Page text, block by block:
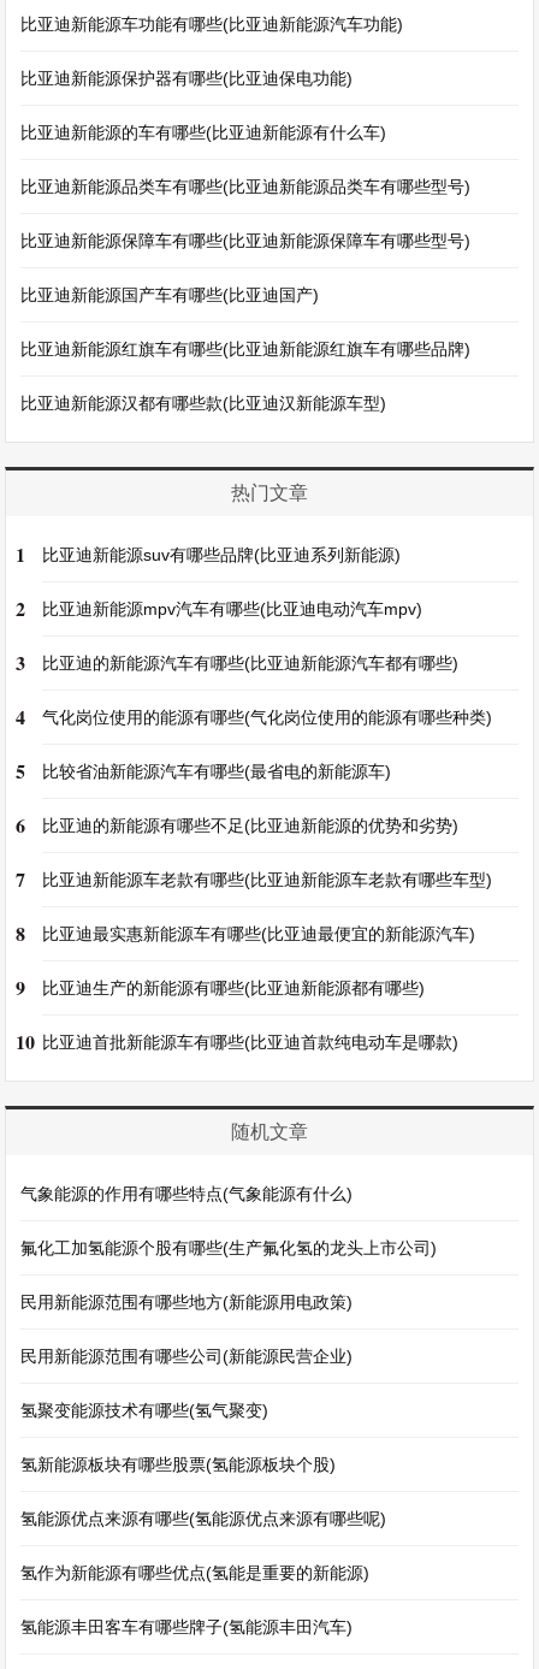
比亚迪新能源车功能有哪些(比亚迪新能源汽车功能)
比亚迪新能源保护器有哪些(比亚迪保电功能)
比亚迪新能源的车有哪些(比亚迪新能源有什么车)
比亚迪新能源品类车有哪些(比亚迪新能源品类车有哪些型号)
比亚迪新能源保障车有哪些(比亚迪新能源保障车有哪些型号)
比亚迪新能源国产车有哪些(比亚迪国产)
比亚迪新能源红旗车有哪些(比亚迪新能源红旗车有哪些品牌)
比亚迪新能源汉都有哪些款(比亚迪汉新能源车型)
热门文章
1 比亚迪新能源suv有哪些品牌(比亚迪系列新能源)
2 比亚迪新能源mpv汽车有哪些(比亚迪电动汽车mpv)
3 比亚迪的新能源汽车有哪些(比亚迪新能源汽车都有哪些)
4 气化岗位使用的能源有哪些(气化岗位使用的能源有哪些种类)
5 比较省油新能源汽车有哪些(最省电的新能源车)
6 比亚迪的新能源有哪些不足(比亚迪新能源的优势和劣势)
7 比亚迪新能源车老款有哪些(比亚迪新能源车老款有哪些车型)
8 比亚迪最实惠新能源车有哪些(比亚迪最便宜的新能源汽车)
9 比亚迪生产的新能源有哪些(比亚迪新能源都有哪些)
10 比亚迪首批新能源车有哪些(比亚迪首款纯电动车是哪款)
随机文章
气象能源的作用有哪些特点(气象能源有什么)
氟化工加氢能源个股有哪些(生产氟化氢的龙头上市公司)
民用新能源范围有哪些地方(新能源用电政策)
民用新能源范围有哪些公司(新能源民营企业)
氢聚变能源技术有哪些(氢气聚变)
氢新能源板块有哪些股票(氢能源板块个股)
氢能源优点来源有哪些(氢能源优点来源有哪些呢)
氢作为新能源有哪些优点(氢能是重要的新能源)
氢能源丰田客车有哪些牌子(氢能源丰田汽车)